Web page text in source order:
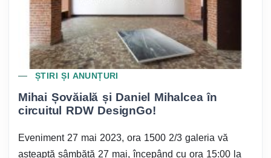
ȘTIRI ȘI ANUNȚURI
Mihai Șovăială și Daniel Mihalcea în
circuitul RDW DesignGo!
Eveniment 27 mai 2023, ora 1500 2/3 galeria vă
așteaptă sâmbătă 27 mai, începând cu ora 15:00 la